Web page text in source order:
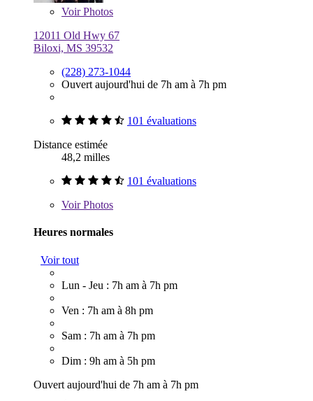
VoirPhotos
12011 Old Hwy 67
Biloxi, MS 39532
(228) 273-1044
Ouvert aujourd'hui de 7h am à 7h pm
101 évaluations
Distance estimée
48,2 milles
101 évaluations
VoirPhotos
Heures normales
Voir tout
Lun - Jeu : 7h am à 7h pm
Ven : 7h am à 8h pm
Sam : 7h am à 7h pm
Dim : 9h am à 5h pm
Ouvert aujourd'hui de 7h am à 7h pm